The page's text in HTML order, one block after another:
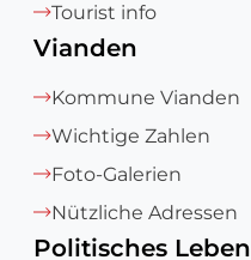
Tourist info
Vianden
Kommune Vianden
Wichtige Zahlen
Foto-Galerien
Nützliche Adressen
Politisches Leben